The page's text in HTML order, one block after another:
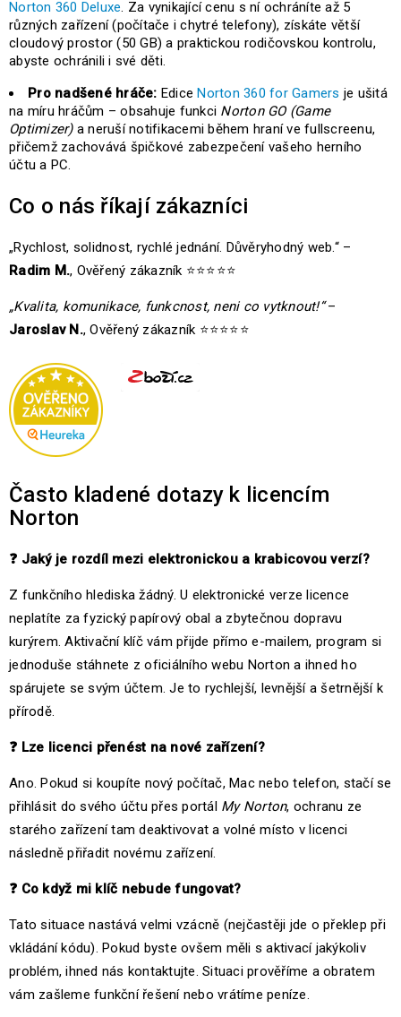
Norton 360 Deluxe. Za vynikající cenu s ní ochráníte až 5
různých zařízení (počítače i chytré telefony), získáte větší
cloudový prostor (50 GB) a praktickou rodičovskou kontrolu,
abyste ochránili i své děti.
Pro nadšené hráče: EdiceNorton 360 for Gamers je ušitá
na míru hráčům – obsahuje funkci Norton GO (Game
Optimizer)a neruší notifikacemi během hraní ve fullscreenu,
přičemž zachovává špičkové zabezpečení vašeho herního
účtu a PC.
Co o nás říkají zákazníci
„Rychlost, solidnost, rychlé jednání. Důvěryhodný web.“ –
Radim M., Ověřený zákazník ⭐⭐⭐⭐⭐
„Kvalita, komunikace, funkcnost, neni co vytknout!“–
Jaroslav N., Ověřený zákazník ⭐⭐⭐⭐⭐
Často kladené dotazy k licencím
Norton
❓ Jaký je rozdíl mezi elektronickou a krabicovou verzí?
Z funkčního hlediska žádný. U elektronické verze licence
neplatíte za fyzický papírový obal a zbytečnou dopravu
kurýrem. Aktivační klíč vám přijde přímo e-mailem, program si
jednoduše stáhnete z oficiálního webu Norton a ihned ho
spárujete se svým účtem. Je to rychlejší, levnější a šetrnější k
přírodě.
❓ Lze licenci přenést na nové zařízení?
Ano. Pokud si koupíte nový počítač, Mac nebo telefon, stačí se
přihlásit do svého účtu přes portál My Norton, ochranu ze
starého zařízení tam deaktivovat a volné místo v licenci
následně přiřadit novému zařízení.
❓ Co když mi klíč nebude fungovat?
Tato situace nastává velmi vzácně (nejčastěji jde o překlep při
vkládání kódu). Pokud byste ovšem měli s aktivací jakýkoliv
problém, ihned nás kontaktujte. Situaci prověříme a obratem
vám zašleme funkční řešení nebo vrátíme peníze.